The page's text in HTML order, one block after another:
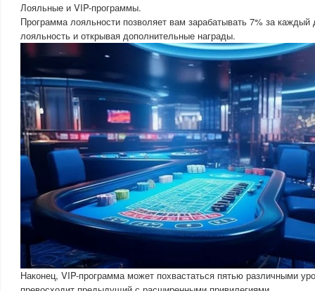
Лояльные и VIP-программы.
Программа лояльности позволяет вам зарабатывать 7% за
лояльность и открывая дополнительные награды.
Наконец, VIP-программа может похвастаться пятью различными